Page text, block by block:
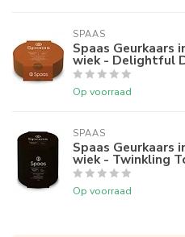
SPAAS
Spaas Geurkaars
wiek - Delightful
Op voorraad
SPAAS
Spaas Geurkaars
wiek - Twinkling
Op voorraad